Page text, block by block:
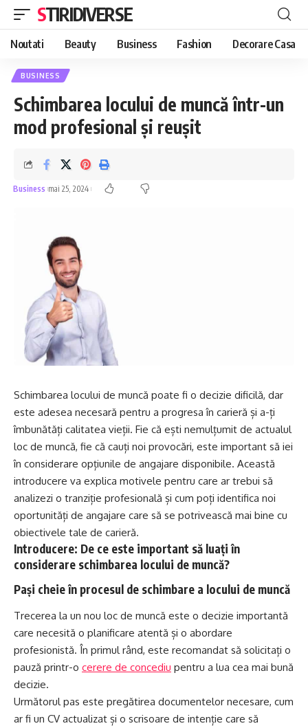
STIRIDIVERSE
Noutati Beauty Business Fashion Decorare Casa
BUSINESS
Schimbarea locului de muncă într-un
mod profesional și reușit
Business mai 25, 2024
Schimbarea locului de muncă poate fi o decizie dificilă, dar
este adesea necesară pentru a progresa în carieră și a-ți
îmbunătăți calitatea vieții. Fie că ești nemulțumit de actualul
loc de muncă, fie că cauți noi provocări, este important să iei
în considerare opțiunile de angajare disponibile. Această
introducere va explica motivele pentru care ar trebui să
analizezi o tranziție profesională și cum poți identifica noi
oportunități de angajare care să se potrivească mai bine cu
obiectivele tale de carieră.
Introducere: De ce este important să luați în
considerare schimbarea locului de muncă?
Pași cheie în procesul de schimbare a locului de muncă
Trecerea la un nou loc de muncă este o decizie importantă
care necesită o planificare atentă și o abordare
profesionistă. În primul rând, este recomandat să solicitați o
pauză printr-o cerere de concediu pentru a lua cea mai bună
decizie.
Următorul pas este pregătirea documentelor necesare, cum
ar fi un CV actualizat și o scrisoare de intenție care să